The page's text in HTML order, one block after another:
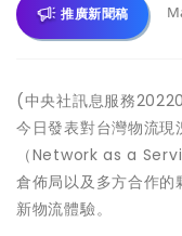
推廣新聞稿
(中央社訊息服務
今日發表對台灣物流現
（Network as a
倉佈局以及多方合作
新物流體驗。